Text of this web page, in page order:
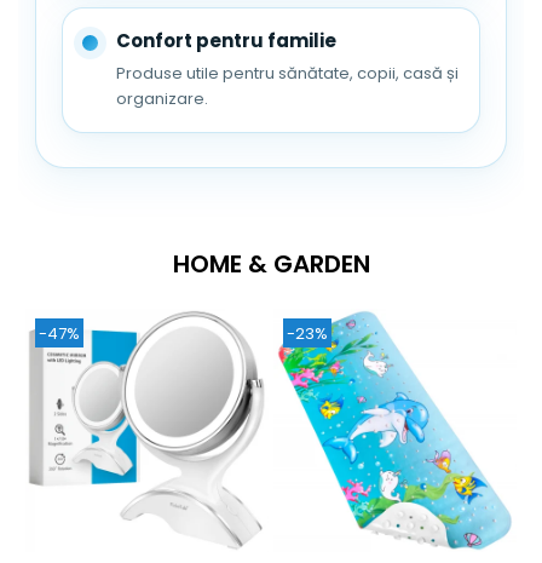
Confort pentru familie
Produse utile pentru sănătate, copii, casă și
organizare.
HOME & GARDEN
-47% -23%